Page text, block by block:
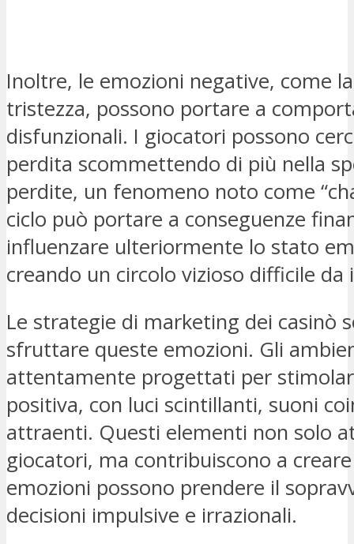
Inoltre, le emozioni negative, come
tristezza, possono portare a
disfunzionali. I giocatori possono
perdita scommettendo di più nella
perdite, un fenomeno noto come
ciclo può portare a conseguenze
influenzare ulteriormente lo stato
creando un circolo vizioso difficile
Le strategie di marketing dei casinò
sfruttare queste emozioni. Gli
attentamente progettati per
positiva, con luci scintillanti, suoni
attraenti. Questi elementi non solo
giocatori, ma contribuiscono a
emozioni possono prendere il
decisioni impulsive e irrazionali.